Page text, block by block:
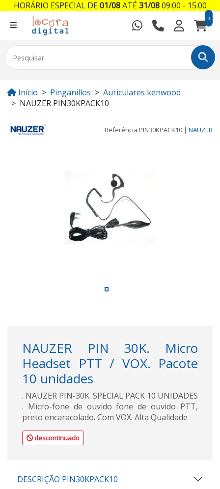
0
Início Pinganillos
Auriculares kenwood
NAUZER PIN30KPACK10
Referência PIN30KPACK10 | NAUZER
NAUZER PIN 30K. Micro
Headset PTT / VOX. Pacote
10 unidades
. NAUZER PIN-30K. SPECIAL PACK 10 UNIDADES
. Micro-fone de ouvido fone de ouvido PTT,
preto encaracolado. Com VOX. Alta Qualidade
descontinuado
DESCRIÇÃO PIN30KPACK10
HORÁRIO ESPECIAL DE01/08ATÉ31/0809:00 - 15:00